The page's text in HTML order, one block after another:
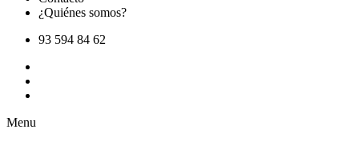
¿Quiénes somos?
93 594 84 62
Menu